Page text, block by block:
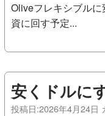
Oliveフレキシブル
資に回す予定...
安くドルに
投稿日:2026年4月24日